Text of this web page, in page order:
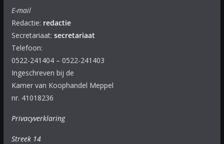
E-mail
Redactie: redactie
Secretariaat: secretariaat
Telefoon:
0522-241404 – 0522-241403
Ingeschreven bij de
Kamer van Koophandel Meppel
nr. 41018236
Privacyverklaring
Streek 14